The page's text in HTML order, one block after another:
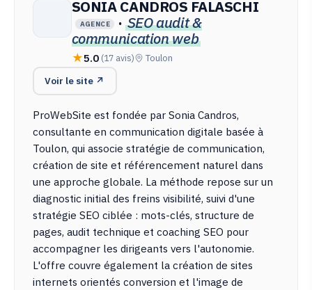
SONIA CANDROS FALASCHI
AGENCE ·SEO audit &
communication web
5.0 (17 avis) Toulon
Voir le site ↗
ProWebSite est fondée par Sonia Candros,
consultante en communication digitale basée à
Toulon, qui associe stratégie de communication,
création de site et référencement naturel dans
une approche globale. La méthode repose sur un
diagnostic initial des freins visibilité, suivi d'une
stratégie SEO ciblée : mots-clés, structure de
pages, audit technique et coaching SEO pour
accompagner les dirigeants vers l'autonomie.
L'offre couvre également la création de sites
internets orientés conversion et l'image de